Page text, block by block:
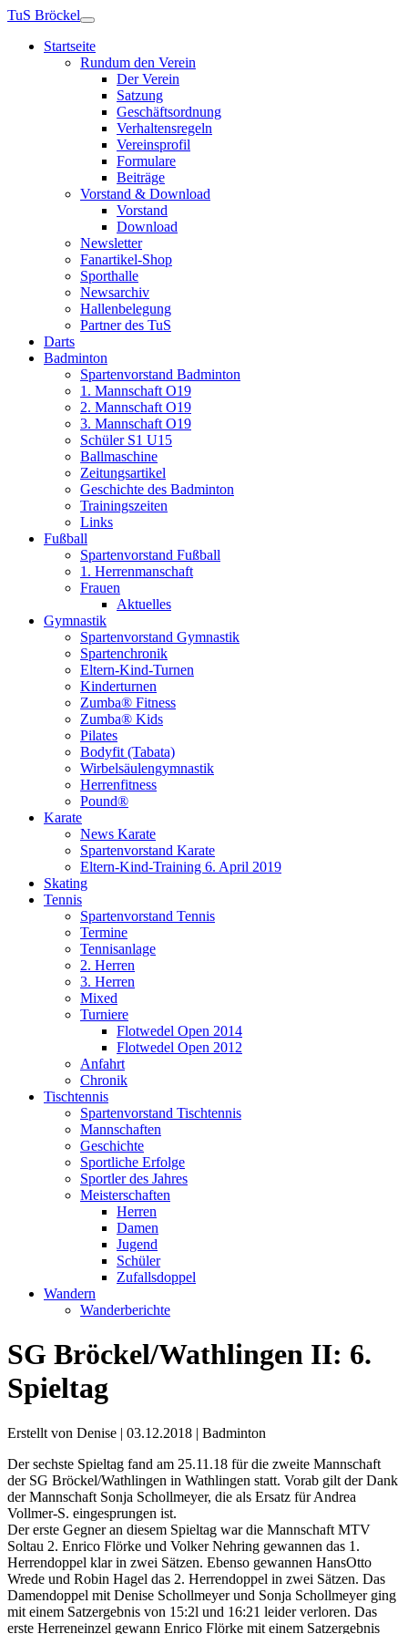
TuS Bröckel
Startseite
Rundum den Verein
Der Verein
Satzung
Geschäftsordnung
Verhaltensregeln
Vereinsprofil
Formulare
Beiträge
Vorstand & Download
Vorstand
Download
Newsletter
Fanartikel-Shop
Sporthalle
Newsarchiv
Hallenbelegung
Partner des TuS
Darts
Badminton
Spartenvorstand Badminton
1. Mannschaft O19
2. Mannschaft O19
3. Mannschaft O19
Schüler S1 U15
Ballmaschine
Zeitungsartikel
Geschichte des Badminton
Trainingszeiten
Links
Fußball
Spartenvorstand Fußball
1. Herrenmanschaft
Frauen
Aktuelles
Gymnastik
Spartenvorstand Gymnastik
Spartenchronik
Eltern-Kind-Turnen
Kinderturnen
Zumba® Fitness
Zumba® Kids
Pilates
Bodyfit (Tabata)
Wirbelsäulengymnastik
Herrenfitness
Pound®
Karate
News Karate
Spartenvorstand Karate
Eltern-Kind-Training 6. April 2019
Skating
Tennis
Spartenvorstand Tennis
Termine
Tennisanlage
2. Herren
3. Herren
Mixed
Turniere
Flotwedel Open 2014
Flotwedel Open 2012
Anfahrt
Chronik
Tischtennis
Spartenvorstand Tischtennis
Mannschaften
Geschichte
Sportliche Erfolge
Sportler des Jahres
Meisterschaften
Herren
Damen
Jugend
Schüler
Zufallsdoppel
Wandern
Wanderberichte
SG Bröckel/Wathlingen II: 6.
Spieltag
Erstellt von Denise | 03.12.2018 | Badminton
Der sechste Spieltag fand am 25.11.18 für die zweite Mannschaft
der SG Bröckel/Wathlingen in Wathlingen statt. Vorab gilt der Dank
der Mannschaft Sonja Schollmeyer, die als Ersatz für Andrea
Vollmer-S. eingesprungen ist.
Der erste Gegner an diesem Spieltag war die Mannschaft MTV
Soltau 2. Enrico Flörke und Volker Nehring gewannen das 1.
Herrendoppel klar in zwei Sätzen. Ebenso gewannen HansOtto
Wrede und Robin Hagel das 2. Herrendoppel in zwei Sätzen. Das
Damendoppel mit Denise Schollmeyer und Sonja Schollmeyer ging
mit einem Satzergebnis von 15:2l und 16:21 leider verloren. Das
erste Herreneinzel gewann Enrico Flörke mit einem Satzergebnis